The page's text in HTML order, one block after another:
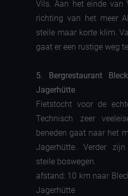
Vils. Aan het einde van
richting van het meer
steile maar korte klim.
gaat er een rustige weg
5. Bergrestaurant
Jagerhütte
Fietstocht voor de
Technisch zeer
beneden gaat naar het
Jagerhütte. Verder
steile boswegen.
afstand: 10 km naar
Jagerhütte